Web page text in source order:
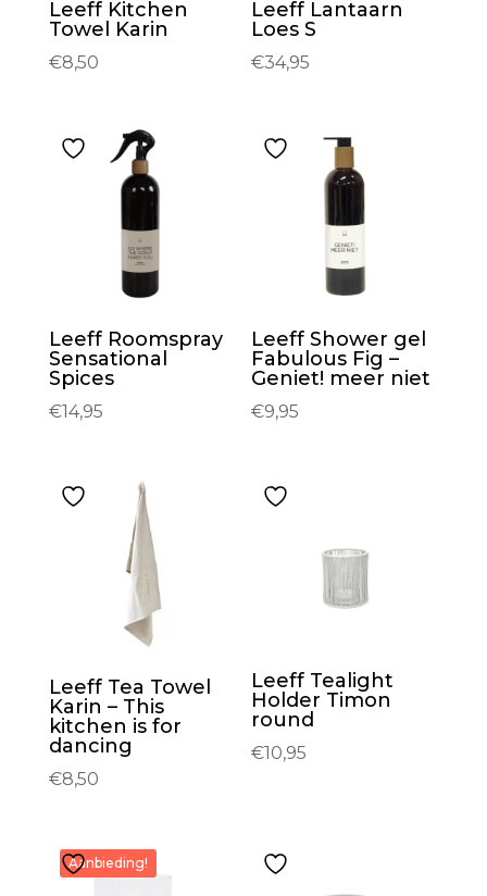
Leeff Kitchen
Towel Karin
€8,50
Leeff Lantaarn
Loes S
€34,95
Leeff Roomspray
Sensational
Spices
€14,95
Leeff Shower gel
Fabulous Fig –
Geniet! meer niet
€9,95
Leeff Tea Towel
Karin – This
kitchen is for
dancing
€8,50
Leeff Tealight
Holder Timon
round
€10,95
Aanbieding!